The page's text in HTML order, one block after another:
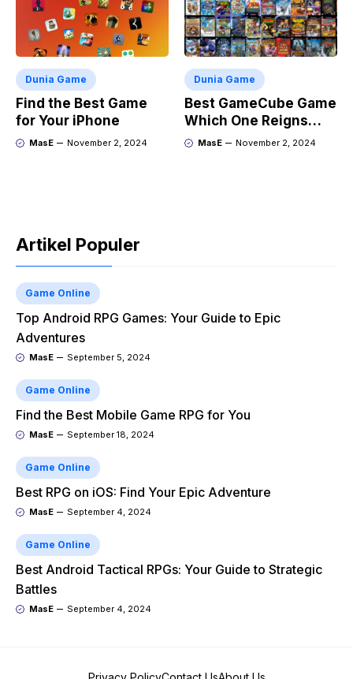
Dunia Game
Find the Best Game
for Your iPhone
MasE November 2, 2024
Dunia Game
Best GameCube Game
Which One Reigns
Supreme?
MasE November 2, 2024
Artikel Populer
Game Online
Top Android RPG Games: Your Guide to Epic
Adventures
MasE September 5, 2024
Game Online
Find the Best Mobile Game RPG for You
MasE September 18, 2024
Game Online
Best RPG on iOS: Find Your Epic Adventure
MasE September 4, 2024
Game Online
Best Android Tactical RPGs: Your Guide to Strategic
Battles
MasE September 4, 2024